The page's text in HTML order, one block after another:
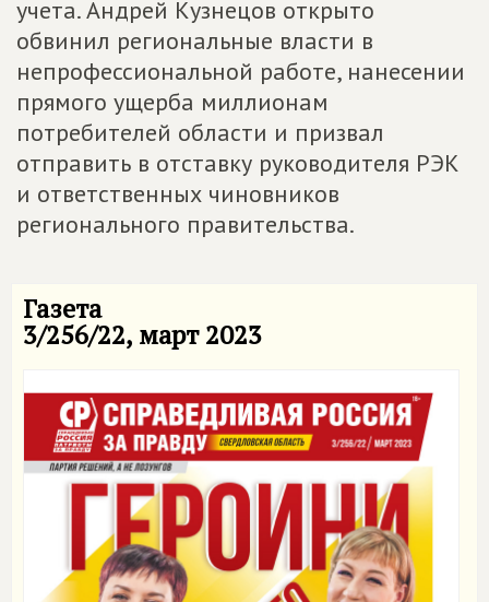
учета. Андрей Кузнецов открыто
обвинил региональные власти в
непрофессиональной работе, нанесении
прямого ущерба миллионам
потребителей области и призвал
отправить в отставку руководителя РЭК
и ответственных чиновников
регионального правительства.
Газета
3/256/22, март 2023